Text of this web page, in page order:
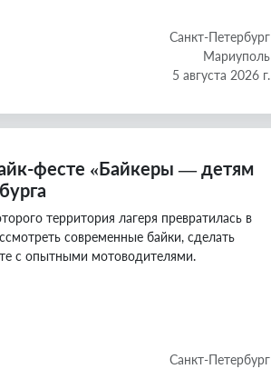
Санкт-Петербург
Мариуполь
5 августа 2026 г.
фесте «Байкеры — детям
территория лагеря превратилась в
современные байки, сделать
с опытными мотоводителями.
Санкт-Петербург